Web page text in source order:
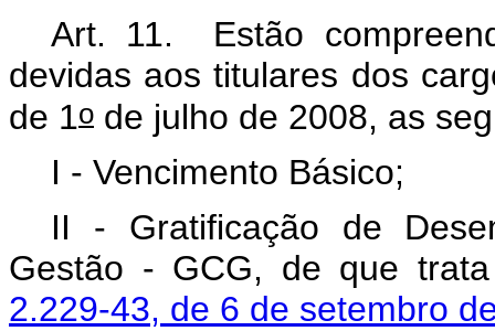
Art. 11. Estão
devidas aos titulares dos
de 1o de julho de 2008, as
I - Vencimento Básico;
II - Gratificação de
Gestão - GCG, de que
2.229-43, de 6 de setembro